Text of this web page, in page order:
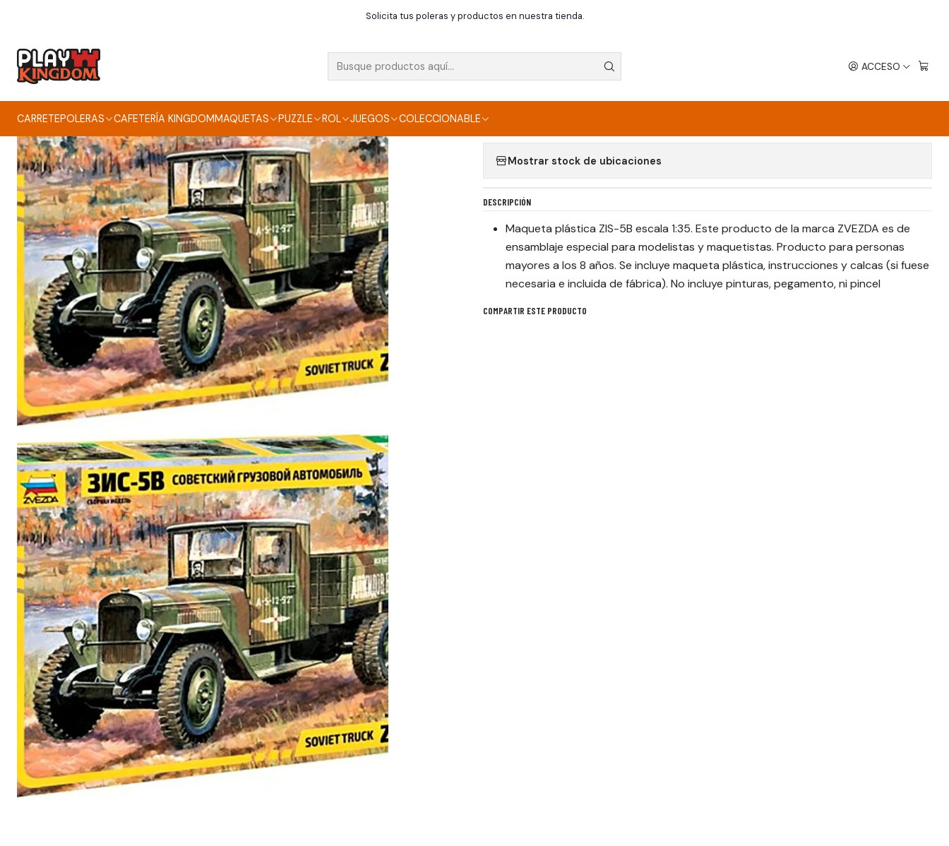
ACCESO
CARRETEPOLERAS CAFETERÍA KINGDOMMAQUETAS PUZZLE ROL JUEGOS COLECCIONABLE
Solicita tus poleras y productos en nuestra tienda.
Inicio Maquetas ZIS-5V
ZIS-5V
Mostrar stock de ubicaciones
DESCRIPCIÓN
Maqueta plástica ZIS-5B escala 1:35. Este producto de la marca ZVEZDA es de
ensamblaje especial para modelistas y maquetistas. Producto para personas
mayores a los 8 años. Se incluye maqueta plástica, instrucciones y calcas (si fuese
necesaria e incluida de fábrica). No incluye pinturas, pegamento, ni pincel
COMPARTIR ESTE PRODUCTO